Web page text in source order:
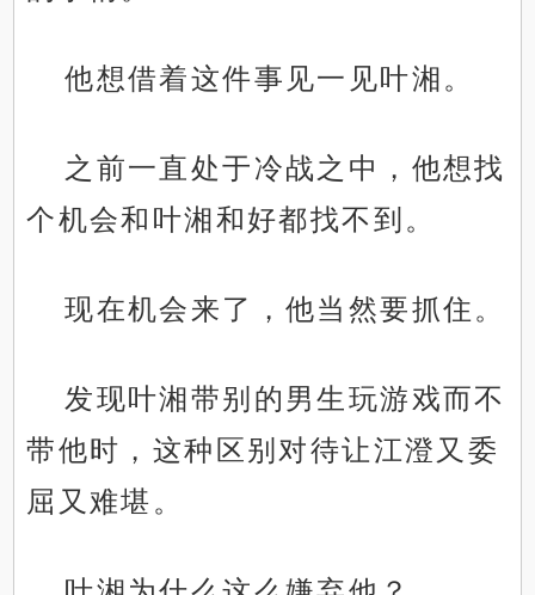
他想借着这件事见一见叶湘。
之前一直处于冷战之中，他想找
个机会和叶湘和好都找不到。
现在机会来了，他当然要抓住。
发现叶湘带别的男生玩游戏而不
带他时，这种区别对待让江澄又委
屈又难堪。